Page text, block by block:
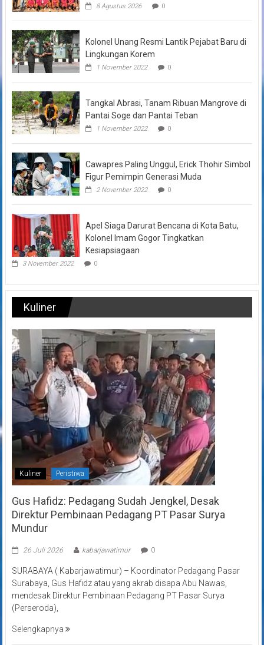
8 Agustus 2026 0
Kolonel Unang Resmi Lantik Pejabat Baru di
Lingkungan Korem
1 November 2022 0
Tangkal Abrasi, Tanam Ribuan Mangrove di
Pantai Soge dan Pantai Teban
1 November 2022 0
Cawapres Paling Unggul, Erick Thohir Simbol
Figur Pemimpin Generasi Muda
2 November 2022 0
Apel Siaga Darurat Bencana di Kota Batu,
Kolonel Imam Gogor Tingkatkan
Kesiapsiagaan
3 November 2022 0
Kuliner
Kuliner Peristiwa
Gus Hafidz: Pedagang Sudah Jengkel, Desak
Direktur Pembinaan Pedagang PT Pasar Surya
Mundur
26 Juli 2026 kabarjawatimur 0
SURABAYA ( Kabarjawatimur) – Koordinator Pedagang Pasar
Surabaya, Gus Hafidz atau yang akrab disapa Abu Nawas,
mendesak Direktur Pembinaan Pedagang PT Pasar Surya
(Perseroda),
Selengkapnya